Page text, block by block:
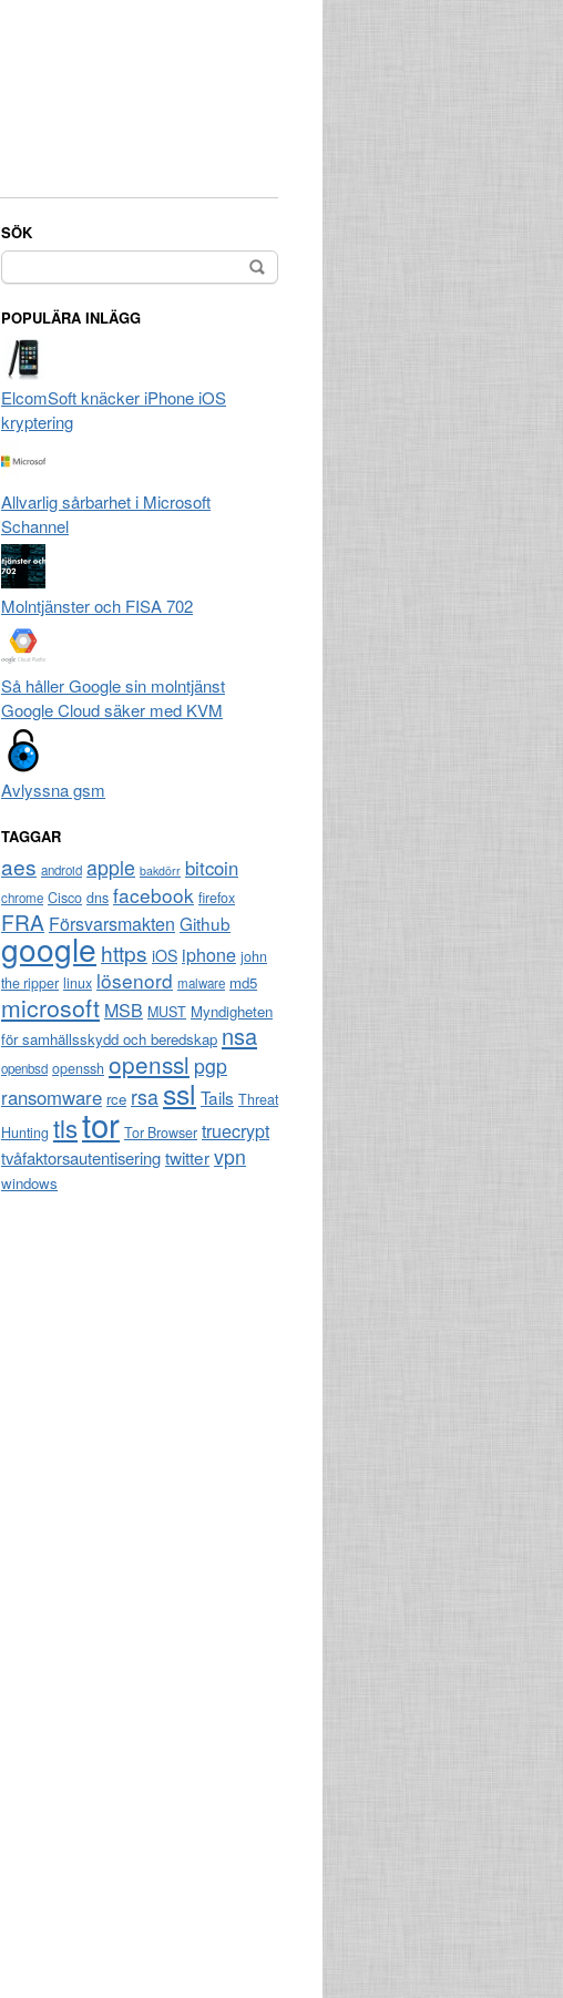
SÖK
Sök
efter:
POPULÄRA INLÄGG
ElcomSoft knäcker iPhone iOS
kryptering
Allvarlig sårbarhet i Microsoft
Schannel
Molntjänster och FISA 702
Så håller Google sin molntjänst
Google Cloud säker med KVM
Avlyssna gsm
TAGGAR
aes android apple bakdörr bitcoin
chrome Cisco dns facebook firefox
FRA Försvarsmakten Github
google https iOS iphone john
the ripper linux lösenord malware md5
microsoft MSB MUST Myndigheten
för samhällsskydd och beredskap nsa
openbsd openssh openssl pgp
ransomware rce rsa ssl Tails Threat
Hunting tlstor Tor Browser truecrypt
tvåfaktorsautentiseringtwittervpn
windows